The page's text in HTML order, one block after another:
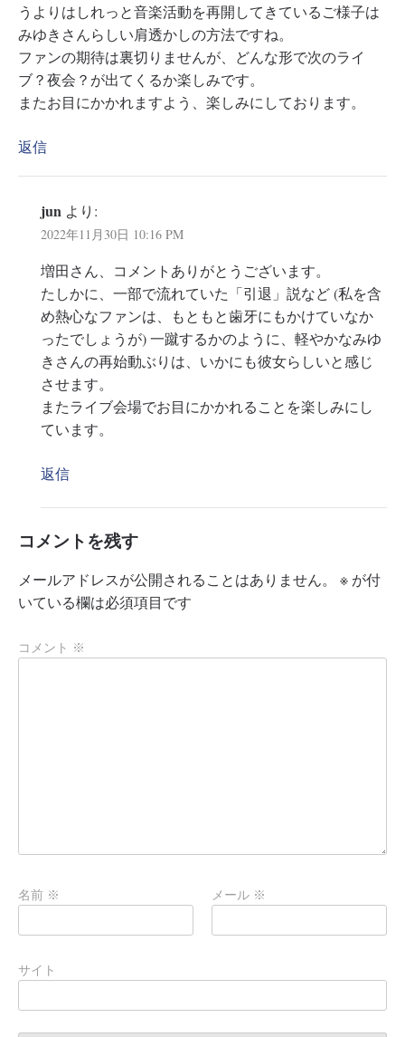
うよりはしれっと音楽活動を再開してきているご様子は
みゆきさんらしい肩透かしの方法ですね。
ファンの期待は裏切りませんが、どんな形で次のライ
ブ？夜会？が出てくるか楽しみです。
またお目にかかれますよう、楽しみにしております。
返信
jun より:
2022年11月30日 10:16 PM
増田さん、コメントありがとうございます。
たしかに、一部で流れていた「引退」説など (私を含
め熱心なファンは、もともと歯牙にもかけていなか
ったでしょうが) 一蹴するかのように、軽やかなみゆ
きさんの再始動ぶりは、いかにも彼女らしいと感じ
させます。
またライブ会場でお目にかかれることを楽しみにし
ています。
返信
コメントを残す
メールアドレスが公開されることはありません。 ※ が付
いている欄は必須項目です
コメント ※
名前 ※ メール ※
サイト